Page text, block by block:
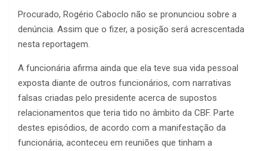
Procurado, Rogério Caboclo não se pronunciou sobre a
denúncia. Assim que o fizer, a posição será acrescentada
nesta reportagem.
A funcionária afirma ainda que ela teve sua vida pessoal
exposta diante de outros funcionários, com narrativas
falsas criadas pelo presidente acerca de supostos
relacionamentos que teria tido no âmbito da CBF. Parte
destes episódios, de acordo com a manifestação da
funcionária, aconteceu em reuniões que tinham a